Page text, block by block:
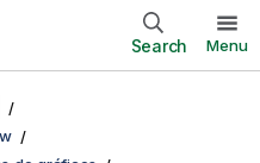
Search Menu